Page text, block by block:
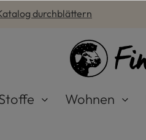
durchblättern
Wohnen